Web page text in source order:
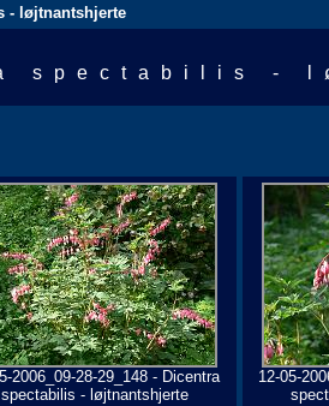
- løjtnantshjerte
spectabilis -
2006_09-28-29_148 - Dicentra
spectabilis - løjtnantshjerte
12-05-